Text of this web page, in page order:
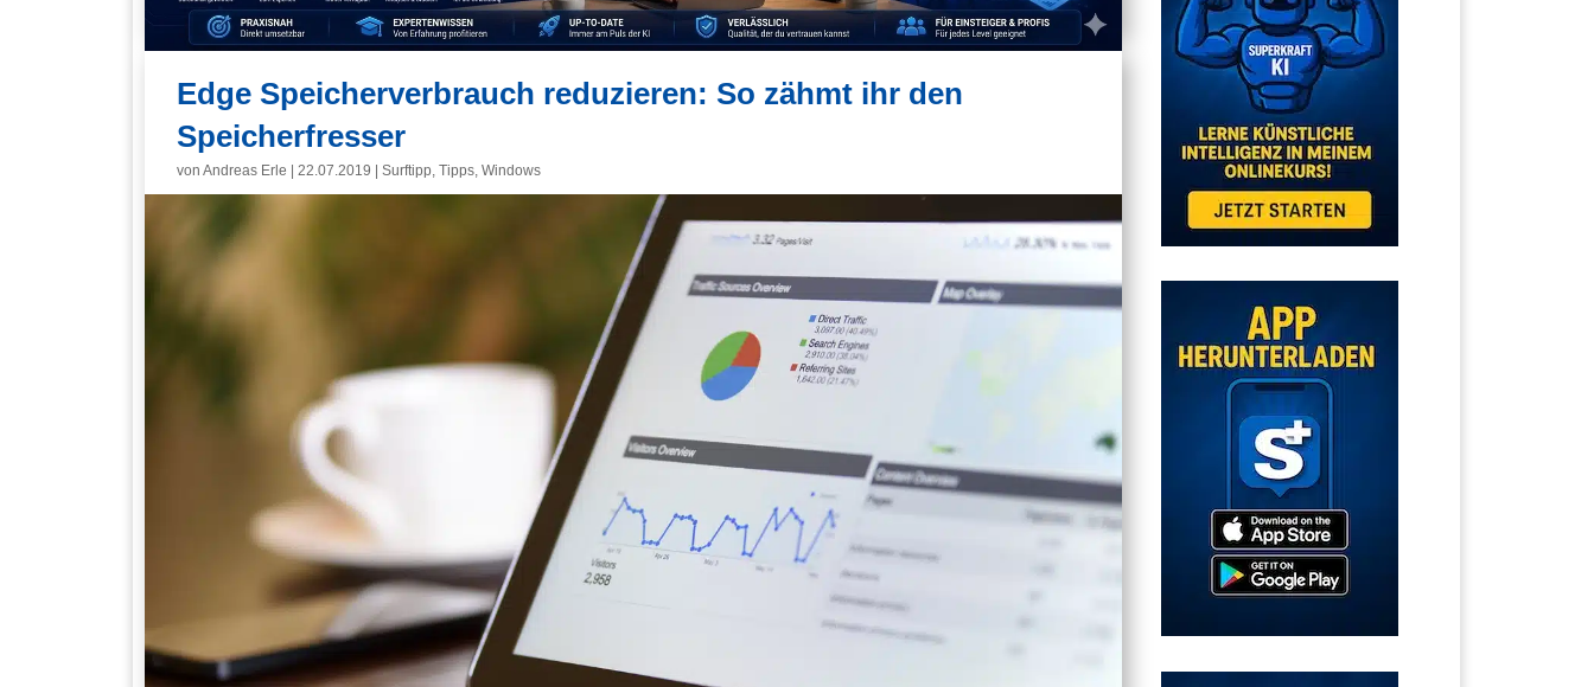
Edge Speicherverbrauch reduzieren: So zähmt ihr den
Speicherfresser
von Andreas Erle 22.07.2019 Surftipp, Tipps, Windows